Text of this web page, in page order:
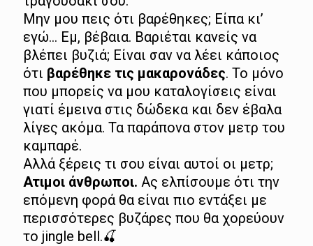
Μην μου πεις ότι βαρέθηκες; Είπα κι’
εγώ… Εμ, βέβαια. Βαριέται κανείς να
βλέπει βυζιά; Είναι σαν να λέει κάποιος
ότι βαρέθηκε τις μακαρονάδες. Το μόνο
που μπορείς να μου καταλογίσεις είναι
γιατί έμεινα στις δώδεκα και δεν έβαλα
λίγες ακόμα. Τα παράπονα στον μετρ του
καμπαρέ.
Αλλά ξέρεις τι σου είναι αυτοί οι μετρ;
Ατιμοι άνθρωποι. Ας ελπίσουμε ότι την
επόμενη φορά θα είναι πιο εντάξει με
περισσότερες βυζάρες που θα χορεύουν
το jingle bell.🍒